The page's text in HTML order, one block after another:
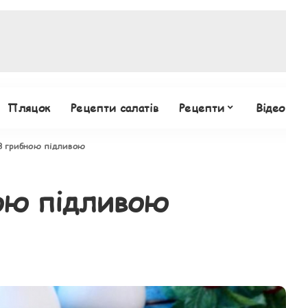
Пляцок Рецепти салатів Рецепти Відео
грибною підливою
підливою